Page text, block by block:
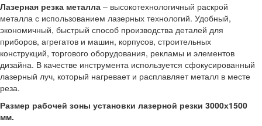
Лазерная резка металла – высокотехнологичный раскрой
металла с использованием лазерных технологий. Удобный,
экономичный, быстрый способ производства деталей для
приборов, агрегатов и машин, корпусов, строительных
конструкций, торгового оборудования, рекламы и элементов
дизайна. В качестве инструмента используется сфокусированный
лазерный луч, который нагревает и расплавляет металл в месте
реза.
Размер рабочей зоны установки лазерной резки 3000х1500
мм.